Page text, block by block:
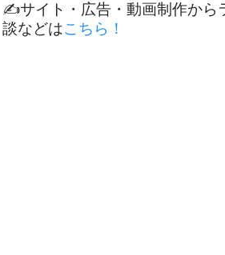
✍️サイト・広告・動画制作から
談などはこちら！